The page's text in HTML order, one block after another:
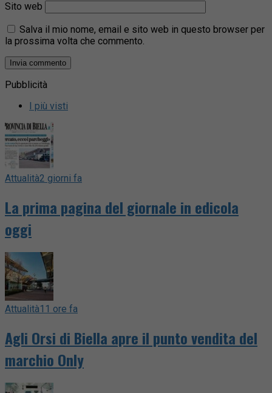
Sito web
Salva il mio nome, email e sito web in questo browser per
la prossima volta che commento.
Pubblicità
I più visti
Attualità2 giorni fa
La prima pagina del giornale in edicola
oggi
Attualità11 ore fa
Agli Orsi di Biella apre il punto vendita del
marchio Only